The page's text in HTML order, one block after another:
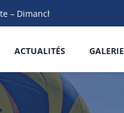
Dimanche14 juin 2026
ACTUALITÉS GALERIE